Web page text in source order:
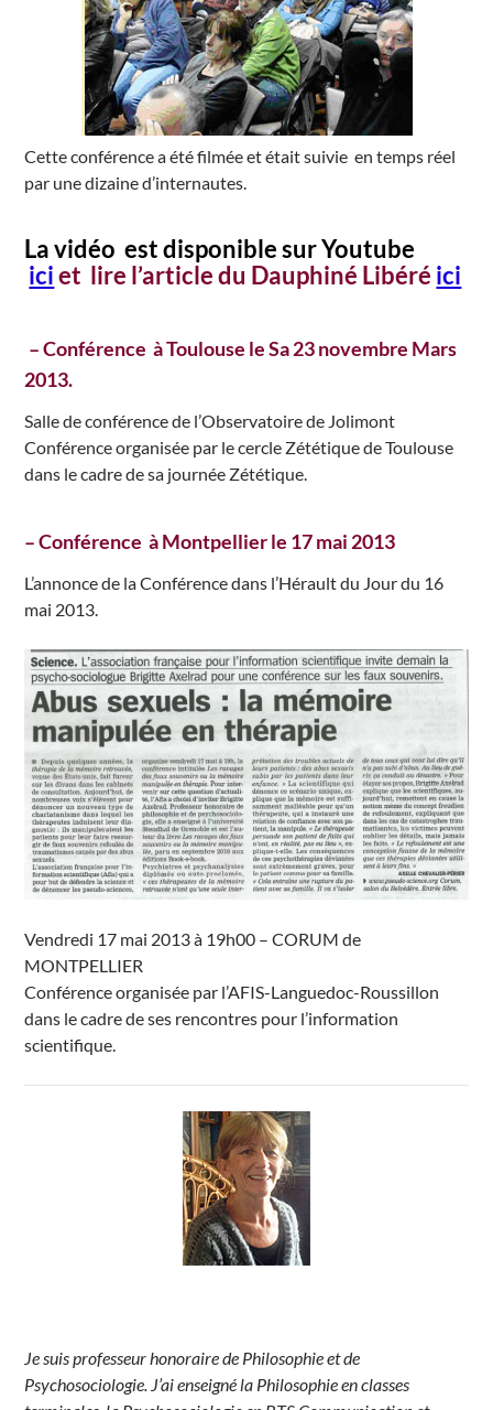
Cette conférence a été filmée et était suivie en temps réel
par une dizaine d’internautes.
La vidéo est disponible sur Youtube
iciet lire l’article du Dauphiné Libéré ici
– Conférence à Toulouse le Sa 23 novembre Mars
2013.
Salle de conférence de l’Observatoire de Jolimont
Conférence organisée par le cercle Zététique de Toulouse
dans le cadre de sa journée Zététique.
– Conférence à Montpellier le 17 mai 2013
L’annonce de la Conférence dans l’Hérault du Jour du 16
mai 2013.
Vendredi 17 mai 2013 à 19h00 – CORUM de
MONTPELLIER
Conférence organisée par l’AFIS-Languedoc-Roussillon
dans le cadre de ses rencontres pour l’information
scientifique.
Je suis professeur honoraire de Philosophie et de
Psychosociologie. J’ai enseigné la Philosophie en classes